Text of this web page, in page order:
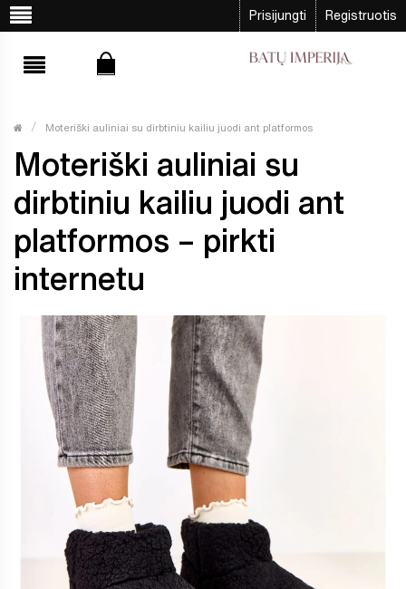
Prisijungti Registruotis
Moteriški auliniai su dirbtiniu kailiu juodi ant platformos
Moteriški auliniai su
dirbtiniu kailiu juodi ant
platformos – pirkti
internetu